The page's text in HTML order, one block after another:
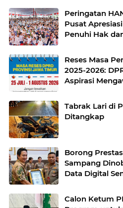
Peringatan
Pusat
Penuhi Hak
Reses Masa
2025-2026:
Aspirasi
Tabrak Lari di
Ditangkap
Borong
Sampang
Data Digital
Calon Ketum